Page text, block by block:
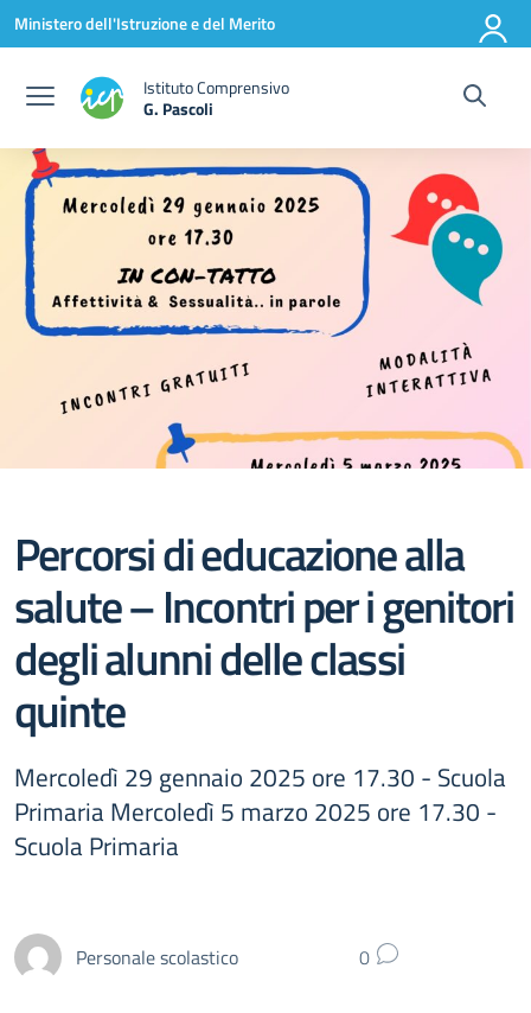
Vai ai contenuti
Vai al menu di navigazione
Vai al footer
Ministero dell'Istruzione e del Merito
Istituto Comprensivo
G. Pascoli
Percorsi di educazione alla
salute – Incontri per i genitori
degli alunni delle classi
quinte
Mercoledì 29 gennaio 2025 ore 17.30 - Scuola
Primaria Mercoledì 5 marzo 2025 ore 17.30 -
Scuola Primaria
Personale scolastico 0